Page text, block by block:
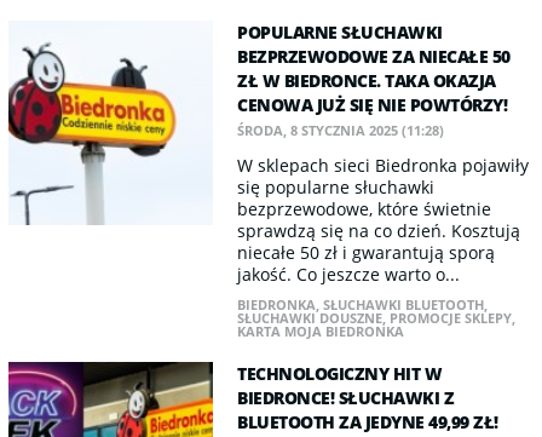
POPULARNE SŁUCHAWKI
BEZPRZEWODOWE ZA NIECAŁE 50
ZŁ W BIEDRONCE. TAKA OKAZJA
CENOWA JUŻ SIĘ NIE POWTÓRZY!
ŚRODA, 8 STYCZNIA 2025 (11:28)
W sklepach sieci Biedronka pojawiły
się popularne słuchawki
bezprzewodowe, które świetnie
sprawdzą się na co dzień. Kosztują
niecałe 50 zł i gwarantują sporą
jakość. Co jeszcze warto o...
BIEDRONKA,SŁUCHAWKI BLUETOOTH,
SŁUCHAWKI DOUSZNE, PROMOCJE SKLEPY,
KARTA MOJA BIEDRONKA
TECHNOLOGICZNY HIT W
BIEDRONCE! SŁUCHAWKI Z
BLUETOOTH ZA JEDYNE 49,99 ZŁ!